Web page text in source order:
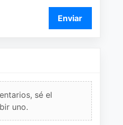
Enviar
sé el
uno.